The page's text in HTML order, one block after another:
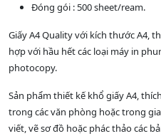
Đóng gói : 500 sheet/ream.
Giấy A4 Quality với kích thước A4,
hợp với hầu hết các loại máy in
photocopy.
Sản phẩm thiết kế khổ giấy A4,
trong các văn phòng hoặc trong
viết, vẽ sơ đồ hoặc phác thảo các